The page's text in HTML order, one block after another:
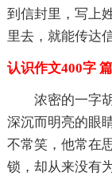
到信封里，写上
里去，就能传达
认识作文400字
浓密的一字
深沉而明亮的眼
不常笑，他常在
锁，却从来没有